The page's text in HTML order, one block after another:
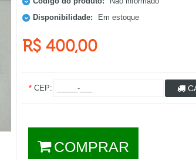
Disponibilidade:
Em estoque
R$ 400,00
*CEP:
COMPRAR